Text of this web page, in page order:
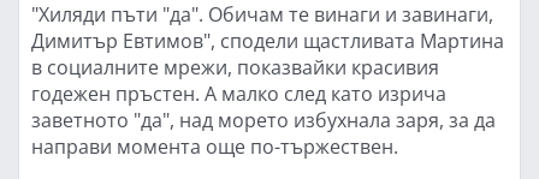
"Хиляди пъти "да". Обичам те винаги и завинаги,
Димитър Евтимов", сподели щастливата Мартина
в социалните мрежи, показвайки красивия
годежен пръстен. А малко след като изрича
заветното "да", над морето избухнала заря, за да
направи момента още по-тържествен.